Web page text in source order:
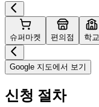
슈퍼마켓 편의점 학교
Google 지도에서 보기
신청 절차